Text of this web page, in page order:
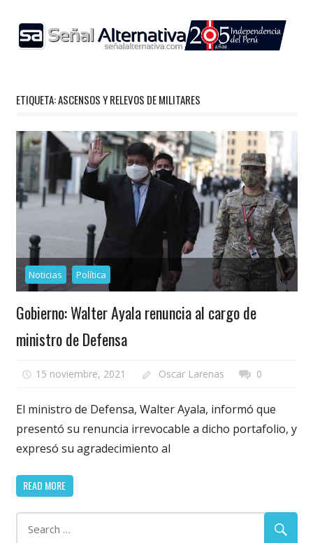
content
ETIQUETA:ASCENSOS Y RELEVOS DE MILITARES
Noticias Política
Gobierno: Walter Ayala renuncia al cargo de
ministro de Defensa
15 noviembre, 2021 Oscar Larenas 0
El ministro de Defensa, Walter Ayala, informó que
presentó su renuncia irrevocable a dicho portafolio, y
expresó su agradecimiento al
READ MORE